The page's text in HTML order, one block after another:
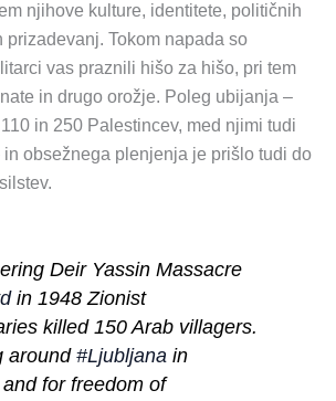
njihove kulture, identitete, političnih
prizadevanj. Tokom napada so
vas praznili hišo za hišo, pri tem
in drugo orožje. Poleg ubijanja –
in 250 Palestincev, med njimi tudi
in obsežnega plenjenja je prišlo tudi do
Deir Yassin Massacre
in 1948 Zionist
killed 150 Arab villagers.
around#Ljubljana in
for freedom of